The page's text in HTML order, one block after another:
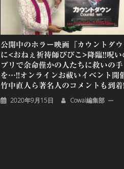
公開中のホラー映画『カウントダウ
に<おねぇ祈祷師びびこ>降臨!!呪い
プリで余命僅かの人たちに救いの手
を…!!オンラインお祓いイベント開
竹中直人ら著名人のコメントも到着
2020年9月15日 Cowai編集部